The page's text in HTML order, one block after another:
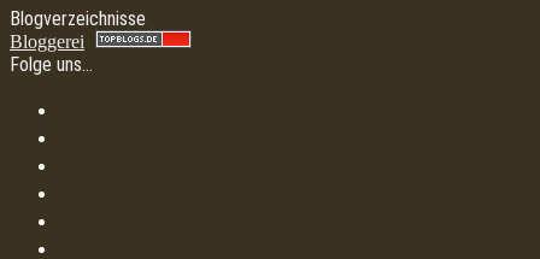
Blogverzeichnisse
Bloggerei
Folge uns…